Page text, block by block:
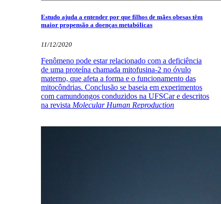
Estudo ajuda a entender por que filhos de mães obesas têm
maior propensão a doenças metabólicas
11/12/2020
Fenômeno pode estar relacionado com a deficiência
de uma proteína chamada mitofusina-2 no óvulo
materno, que afeta a forma e o funcionamento das
mitocôndrias. Conclusão se baseia em experimentos
com camundongos conduzidos na UFSCar e descritos
na revista Molecular Human Reproduction